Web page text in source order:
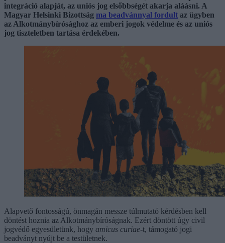
integráció alapját, az uniós jog elsőbbségét akarja aláásni. A
Magyar Helsinki Bizottság ma beadvánnyal fordult az ügyben
az Alkotmánybírósághoz az emberi jogok védelme és az uniós
jog tiszteletben tartása érdekében.
Alapvető fontosságú, önmagán messze túlmutató kérdésben kell
döntést hoznia az Alkotmánybíróságnak. Ezért döntött úgy civil
jogvédő egyesületünk, hogy amicus curiae-t, támogató jogi
beadványt nyújt be a testületnek.